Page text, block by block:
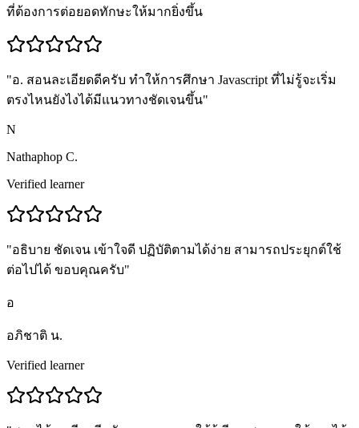
ที่ต้องการต่อยอดทักษะให้มากยิ่งขึ้น
"อ. สอนละเอียดดีครับ ทำให้การศึกษา Javascript ที่ไม่รู้จะเริ่ม
ตรงไหนยังไงได้มีแนวทางชัดเจนขึ้น"
N
Nathaphop C.
Verified learner
"อธิบาย ชัดเจน เข้าใจดี ปฏิบัติตามได้ง่าย สามารถประยุกต์ใช้
ต่อไปได้ ขอบคุณครับ"
อ
อภิชาติ น.
Verified learner